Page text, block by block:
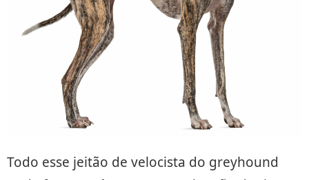
Todo esse jeitão de velocista do greyhound